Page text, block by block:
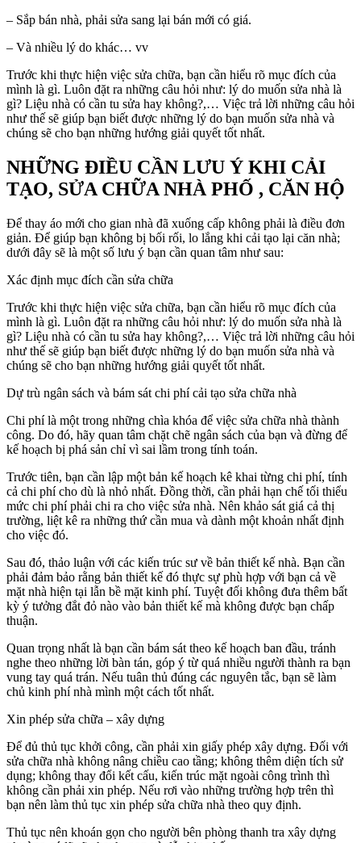
– Sắp bán nhà, phải sửa sang lại bán mới có giá.
– Và nhiều lý do khác… vv
Trước khi thực hiện việc sửa chữa, bạn cần hiểu rõ mục đích của
mình là gì. Luôn đặt ra những câu hỏi như: lý do muốn sửa nhà là
gì? Liệu nhà có cần tu sửa hay không?,… Việc trả lời những câu hỏi
như thế sẽ giúp bạn biết được những lý do bạn muốn sửa nhà và
chúng sẽ cho bạn những hướng giải quyết tốt nhất.
NHỮNG ĐIỀU CẦN LƯU Ý KHI CẢI
TẠO, SỬA CHỮA NHÀ PHỐ , CĂN HỘ
Để thay áo mới cho gian nhà đã xuống cấp không phải là điều đơn
giản. Để giúp bạn không bị bối rối, lo lắng khi cải tạo lại căn nhà;
dưới đây sẽ là một số lưu ý bạn cần quan tâm như sau:
Xác định mục đích cần sửa chữa
Trước khi thực hiện việc sửa chữa, bạn cần hiểu rõ mục đích của
mình là gì. Luôn đặt ra những câu hỏi như: lý do muốn sửa nhà là
gì? Liệu nhà có cần tu sửa hay không?,… Việc trả lời những câu hỏi
như thế sẽ giúp bạn biết được những lý do bạn muốn sửa nhà và
chúng sẽ cho bạn những hướng giải quyết tốt nhất.
Dự trù ngân sách và bám sát chi phí cải tạo sửa chữa nhà
Chi phí là một trong những chìa khóa để việc sửa chữa nhà thành
công. Do đó, hãy quan tâm chặt chẽ ngân sách của bạn và đừng để
kế hoạch bị phá sản chỉ vì sai lầm trong tính toán.
Trước tiên, bạn cần lập một bản kế hoạch kê khai từng chi phí, tính
cả chi phí cho dù là nhỏ nhất. Đồng thời, cần phải hạn chế tối thiểu
mức chi phí phải chi ra cho việc sửa nhà. Nên khảo sát giá cả thị
trường, liệt kê ra những thứ cần mua và dành một khoản nhất định
cho việc đó.
Sau đó, thảo luận với các kiến trúc sư về bản thiết kế nhà. Bạn cần
phải đảm bảo rằng bản thiết kế đó thực sự phù hợp với bạn cả về
mặt nhà hiện tại lẫn bề mặt kinh phí. Tuyệt đối không đưa thêm bất
kỳ ý tưởng đắt đỏ nào vào bản thiết kế mà không được bạn chấp
thuận.
Quan trọng nhất là bạn cần bám sát theo kế hoạch ban đầu, tránh
nghe theo những lời bàn tán, góp ý từ quá nhiều người thành ra bạn
vung tay quá trán. Nếu tuân thủ đúng các nguyên tắc, bạn sẽ làm
chủ kinh phí nhà mình một cách tốt nhất.
Xin phép sửa chữa – xây dựng
Để đủ thủ tục khởi công, cần phải xin giấy phép xây dựng. Đối với
sửa chữa nhà không nâng chiều cao tầng; không thêm diện tích sử
dụng; không thay đổi kết cấu, kiến trúc mặt ngoài công trình thì
không cần phải xin phép. Nếu rơi vào những trường hợp trên thì
bạn nên làm thủ tục xin phép sửa chữa nhà theo quy định.
Thủ tục nên khoán gọn cho người bên phòng thanh tra xây dựng